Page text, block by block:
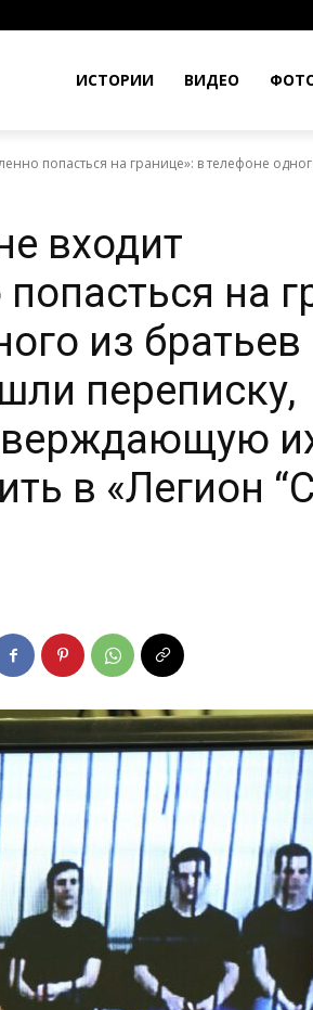
ИСТОРИИ ВИДЕО
попасться на границе»: в телефоне
входит
на
из братьев
переписку,
в «Легион